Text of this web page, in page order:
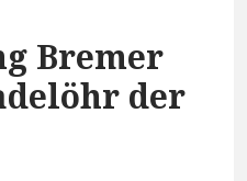
Bremer
der